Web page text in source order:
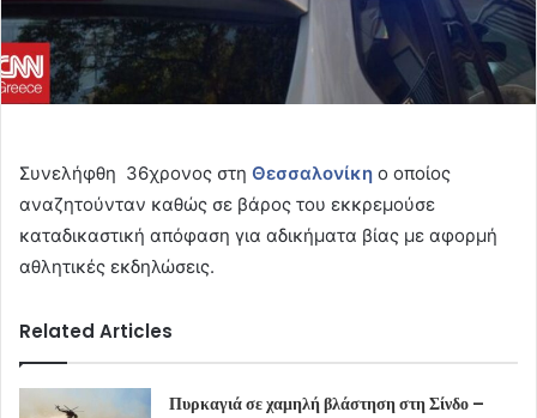
Συνελήφθη 36χρονος στη Θεσσαλονίκη ο οποίος
αναζητούνταν καθώς σε βάρος του εκκρεμούσε
καταδικαστική απόφαση για αδικήματα βίας με αφορμή
αθλητικές εκδηλώσεις.
Related Articles
Πυρκαγιά σε χαμηλή βλάστηση στη Σίνδο –